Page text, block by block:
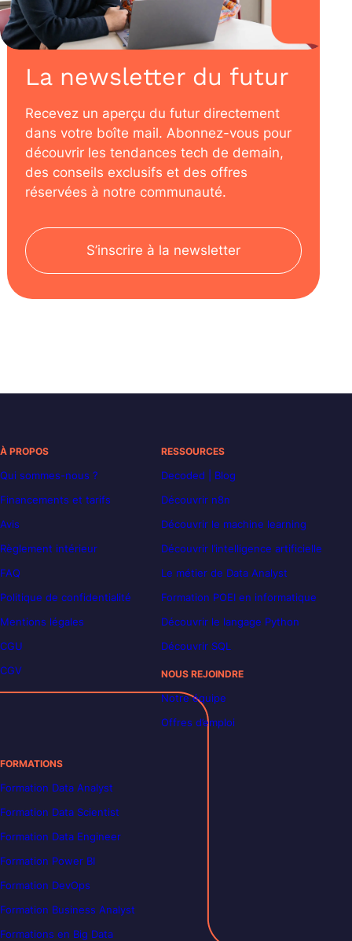
La newsletter du futur
Recevez un aperçu du futur directement
dans votre boîte mail. Abonnez-vous pour
découvrir les tendances tech de demain,
des conseils exclusifs et des offres
réservées à notre communauté.
S’inscrire à la newsletter
À PROPOS
Qui sommes-nous ?
Financements et tarifs
Avis
Règlement intérieur
FAQ
Politique de confidentialité
Mentions légales
CGU
CGV
RESSOURCES
Decoded | Blog
Découvrir n8n
Découvrir le machine learning
Découvrir l’intelligence artificielle
Le métier de Data Analyst
Formation POEI en informatique
Découvrir le langage Python
Découvrir SQL
NOUS REJOINDRE
Notre équipe
Offres d’emploi
FORMATIONS
Formation Data Analyst
Formation Data Scientist
Formation Data Engineer
Formation Power BI
Formation DevOps
Formation Business Analyst
Formations en Big Data